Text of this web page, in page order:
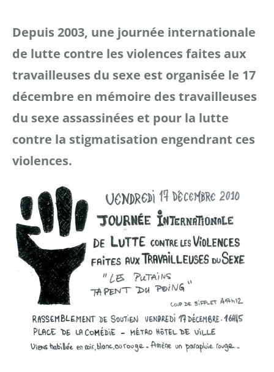
Depuis 2003, une journée internationale
de lutte contre les violences faites aux
travailleuses du sexe est organisée le 17
décembre en mémoire des travailleuses
du sexe assassinées et pour la lutte
contre la stigmatisation engendrant ces
violences.